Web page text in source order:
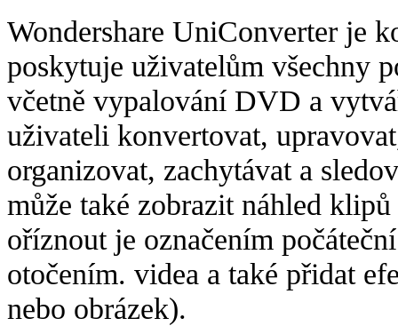
Wondershare UniConverter je
poskytuje uživatelům všechny
včetně vypalování DVD a
uživateli konvertovat,
organizovat, zachytávat a
může také zobrazit náhled
oříznout je označením
otočením. videa a také přidat
nebo obrázek).